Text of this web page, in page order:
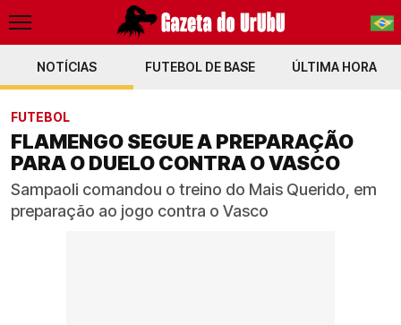
PT-BR
NOTÍCIAS FUTEBOL DE BASE ÚLTIMA HORA
FUTEBOL
FLAMENGO SEGUE A PREPARAÇÃO
PARA O DUELO CONTRA O VASCO
Sampaoli comandou o treino do Mais Querido, em
preparação ao jogo contra o Vasco